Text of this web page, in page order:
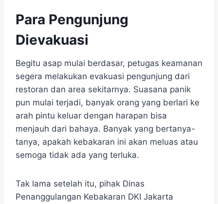
Para Pengunjung
Dievakuasi
Begitu asap mulai berdasar, petugas keamanan
segera melakukan evakuasi pengunjung dari
restoran dan area sekitarnya. Suasana panik
pun mulai terjadi, banyak orang yang berlari ke
arah pintu keluar dengan harapan bisa
menjauh dari bahaya. Banyak yang bertanya-
tanya, apakah kebakaran ini akan meluas atau
semoga tidak ada yang terluka.
Tak lama setelah itu, pihak Dinas
Penanggulangan Kebakaran DKI Jakarta